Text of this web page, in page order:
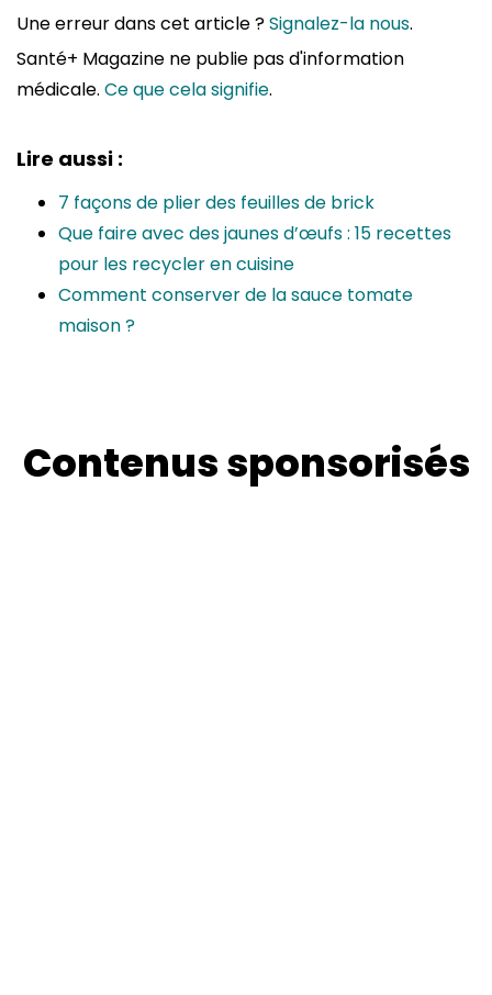
Une erreur dans cet article ?Signalez-la nous.
Santé+ Magazine ne publie pas d'information
médicale. Ce que cela signifie.
Lire aussi :
7 façons de plier des feuilles de brick
Que faire avec des jaunes d’œufs : 15 recettes
pour les recycler en cuisine
Comment conserver de la sauce tomate
maison ?
Contenus sponsorisés